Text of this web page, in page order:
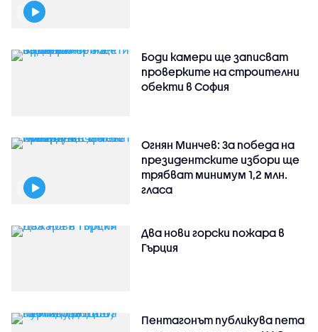
Боди камери ще записват
проверките на строителни
обекти в София
Огнян Минчев: За победа на
президентските избори ще
трябват минимум 1,2 млн.
гласа
Два нови горски пожара в
Гърция
Пентагонът публикува пета